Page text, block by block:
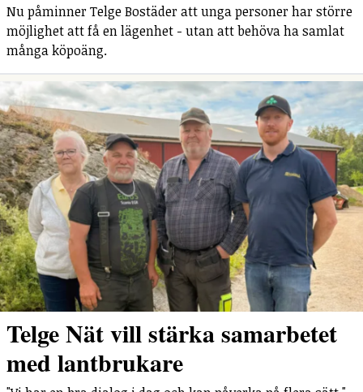
Nu påminner Telge Bostäder att unga personer har större
möjlighet att få en lägenhet - utan att behöva ha samlat
många köpoäng.
Telge Nät vill stärka samarbetet
med lantbrukare